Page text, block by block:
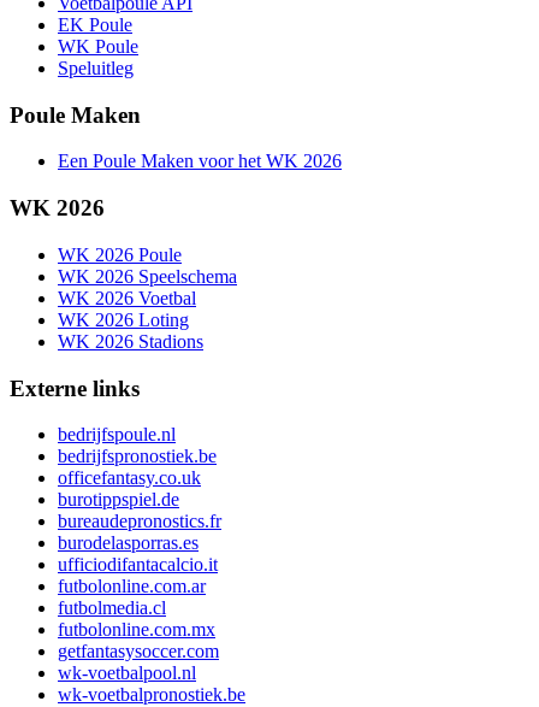
EK Poule
WK Poule
Speluitleg
Poule Maken
Een Poule Maken voor het WK 2026
WK 2026
WK 2026 Poule
WK 2026 Speelschema
WK 2026 Voetbal
WK 2026 Loting
WK 2026 Stadions
Externe links
bedrijfspoule.nl
bedrijfspronostiek.be
officefantasy.co.uk
burotippspiel.de
bureaudepronostics.fr
burodelasporras.es
ufficiodifantacalcio.it
futbolonline.com.ar
futbolmedia.cl
futbolonline.com.mx
getfantasysoccer.com
wk-voetbalpool.nl
wk-voetbalpronostiek.be